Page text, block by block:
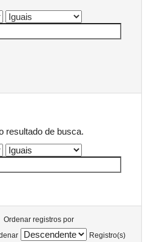
resultado de busca.
Ordenar registros por
Registro(s)